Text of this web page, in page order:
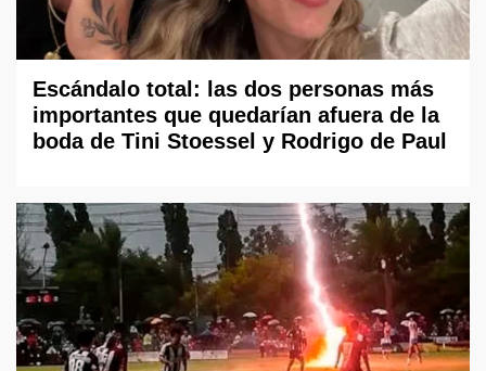
Escándalo total: las dos personas más
importantes que quedarían afuera de la
boda de Tini Stoessel y Rodrigo de Paul